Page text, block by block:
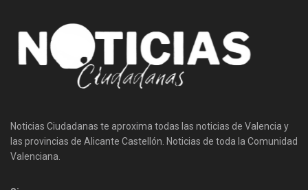
Noticias Ciudadanas te aproxima todas las noticias de Valencia y
las provincias de Alicante Castellón. Noticias de toda la Comunidad
Valenciana.